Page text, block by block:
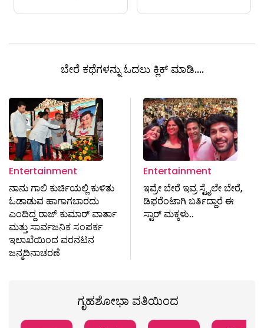
ಬೇರೆ ಕಥೆಗಳನ್ನು ಓದಲು ಕ್ಲಿಕ್ ಮಾಡಿ....
Entertainment
ನಾನು ಗಾಲಿ ಕುರ್ಚಿಯಲ್ಲಿ ಕುಳಿತು
ಓಡಾಡುವ ಹಾಗಾಗಬಾರದು
ಎಂದಿದ್ದ ರಾಜ್ ಕುಮಾರ್ ವಾರ್ತಾ
ಮತ್ತು ಸಾರ್ವಜನಿಕ ಸಂಪರ್ಕ
ಇಲಾಖೆಯಿಂದ ವರನಟನ
ಜನ್ಮದಿನಾಚರಣೆ
Entertainment
ಇವ್ರೇ ಬೇರೆ ಇವ್ರ ಸ್ಟೈಲೇ ಬೇರೆ,
ಡಿಫರೆಂಟಾಗಿ ಬರ್ತಿದ್ದಾರೆ ಈ
ಸ್ಟಾರ್ ಮಕ್ಕಳು..
ಗೃಹಶೋಭಾ ವತಿಯಿಂದ